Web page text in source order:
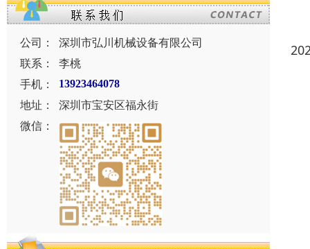
公司：
深圳市弘川机械设备有限公司
联系：
李桃
手机：
13923464078
地址：
深圳市宝安区福永街
微信：